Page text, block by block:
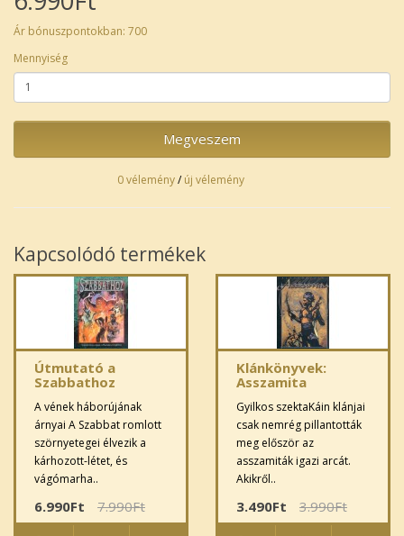
Ár bónuszpontokban: 700
Mennyiség
Megveszem
0 vélemény/új vélemény
Kapcsolódó termékek
Útmutató a
Szabbathoz
A vének háborújának
árnyai A Szabbat romlott
szörnyetegei élvezik a
kárhozott-létet, és
vágómarha..
6.990Ft 7.990Ft
Klánkönyvek:
Asszamita
Gyilkos szektaKáin klánjai
csak nemrég pillantották
meg először az
asszamiták igazi arcát.
Akikről..
3.490Ft 3.990Ft